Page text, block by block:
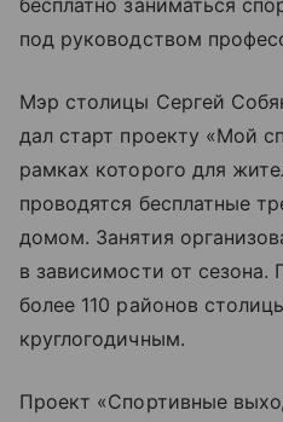
бесплатно заниматься
под руководством
Мэр столицы Сергей
дал старт проекту «Мой
рамках которого для
проводятся бесплатные
домом. Занятия
в зависимости от сезона.
более 110 районов
круглогодичным.
Проект «Спортивные